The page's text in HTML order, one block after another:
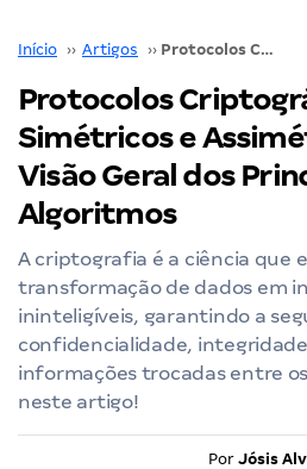
Início ›› Artigos ›› Protocolos Criptográficos Simétricos e Assimétricos: Uma Visão Geral dos Principais Algoritmos
Protocolos
Simétricos e
Visão Geral dos
Algoritmos
A criptografia é a ciência que
transformação de dados em
ininteligíveis, garantindo a
confidencialidade,
informações trocadas entre
neste artigo!
Por Jósis